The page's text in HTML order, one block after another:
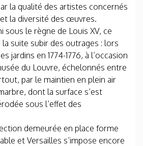
la qualité des artistes concernés
la diversité des œuvres.
sous le règne de Louis XV, ce
suite subir des outrages : lors
jardins en 1774-1776, à l’occasion
du Louvre, échelonnés entre
par le maintien en plein air
dont la surface s’est
sous l’effet des
demeurée en place forme
et Versailles s’impose encore